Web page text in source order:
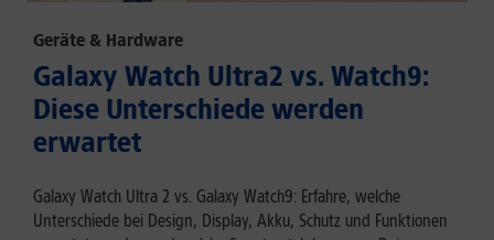
Geräte & Hardware
Galaxy Watch Ultra2 vs. Watch9:
Diese Unterschiede werden
erwartet
Galaxy Watch Ultra 2 vs. Galaxy Watch9: Erfahre, welche
Unterschiede bei Design, Display, Akku, Schutz und Funktionen